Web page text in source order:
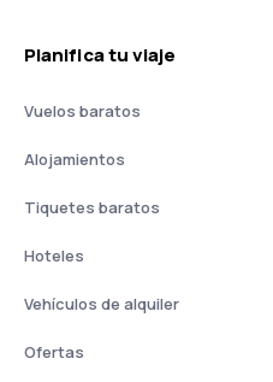
Planifica tu viaje
Vuelos baratos
Alojamientos
Tiquetes baratos
Hoteles
Vehículos de alquiler
Ofertas